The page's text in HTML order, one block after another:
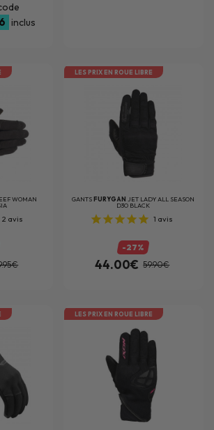
inclus
WOMAN
2 avis
LES PRIX EN ROUE LIBRE
GANTSFURYGANJET LADY ALL SEASON
D3O BLACK
1 avis
-27%
44.00€ 59.90€
LES PRIX EN ROUE LIBRE